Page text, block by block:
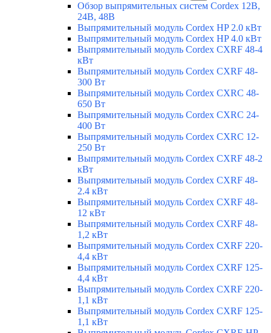
Обзор выпрямительных систем Cordex 12В,
24В, 48В
Выпрямительный модуль Cordex HP 2.0 кВт
Выпрямительный модуль Cordex HP 4.0 кВт
Выпрямительный модуль Cordex CXRF 48-4
кВт
Выпрямительный модуль Cordex CXRF 48-
300 Вт
Выпрямительный модуль Cordex CXRС 48-
650 Вт
Выпрямительный модуль Cordex CXRС 24-
400 Вт
Выпрямительный модуль Cordex CXRС 12-
250 Вт
Выпрямительный модуль Cordex CXRF 48-2
кВт
Выпрямительный модуль Cordex CXRF 48-
2.4 кВт
Выпрямительный модуль Cordex CXRF 48-
12 кВт
Выпрямительный модуль Cordex CXRF 48-
1,2 кВт
Выпрямительный модуль Cordex CXRF 220-
4,4 кВт
Выпрямительный модуль Cordex CXRF 125-
4,4 кВт
Выпрямительный модуль Cordex CXRF 220-
1,1 кВт
Выпрямительный модуль Cordex CXRF 125-
1,1 кВт